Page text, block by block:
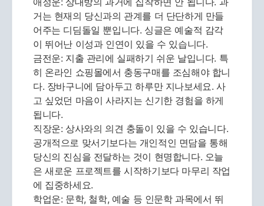
거는 현재의 당신과의 관계를 더 단단하게 만들
어주는 디딤돌일 뿐입니다. 싱글은 예술적 감각
이 뛰어난 이성과 인연이 있을 수 있습니다.
금전운: 지출 관리에 실패하기 쉬운 날입니다. 특
히 온라인 쇼핑몰에서 충동구매를 조심해야 합니
다. 장바구니에 담아두고 하루만 지나보세요. 사
고 싶었던 마음이 사라지는 신기한 경험을 하게
됩니다.
직장운: 상사와의 의견 충돌이 있을 수 있습니다.
공개적으로 맞서기보다는 개인적인 면담을 통해
당신의 진심을 전달하는 것이 현명합니다. 오늘
은 새로운 프로젝트를 시작하기보다 마무리 작업
에 집중하세요.
학업운: 문학, 철학, 예술 등 인문학 과목에서 뛰